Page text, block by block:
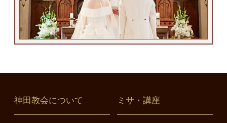
神田教会について ミサ・講座